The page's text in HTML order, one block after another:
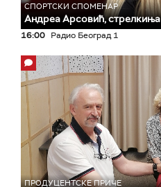
СПОРТСКИ СПОМЕНАР
Андреа Арсовић, стрелкиња
16:00 Радио Београд 1
ПРОДУЦЕНТСКЕ ПРИЧЕ